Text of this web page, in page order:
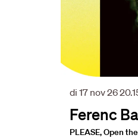
Ferenc
PLEASE, Open
di 17 nov 26